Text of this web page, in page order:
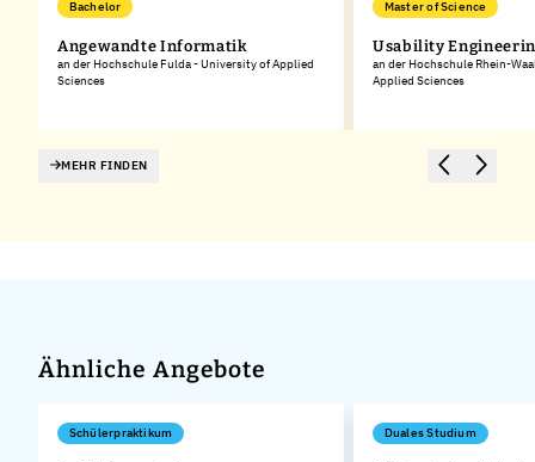
Bachelor
Angewandte Informatik
an der Hochschule Fulda - University of Applied
Sciences
Master of Science
Usability
an der Hochschule Rhein-
Applied Sciences
MEHR FINDEN
Ähnliche Angebote
Schülerpraktikum Duales Studium